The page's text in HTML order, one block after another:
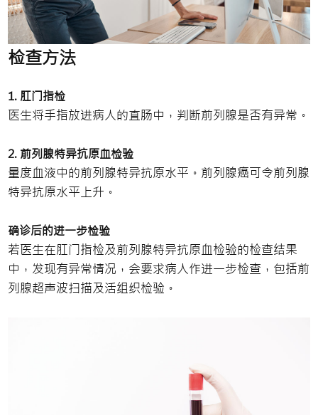
检查方法
1. 肛门指检
医生将手指放进病人的直肠中，判断前列腺是否有异常。
2. 前列腺特异抗原血检验
量度血液中的前列腺特异抗原水平。前列腺癌可令前列腺
特异抗原水平上升。
确诊后的进一步检验
若医生在肛门指检及前列腺特异抗原血检验的检查结果
中，发现有异常情况，会要求病人作进一步检查，包括前
列腺超声波扫描及活组织检验。